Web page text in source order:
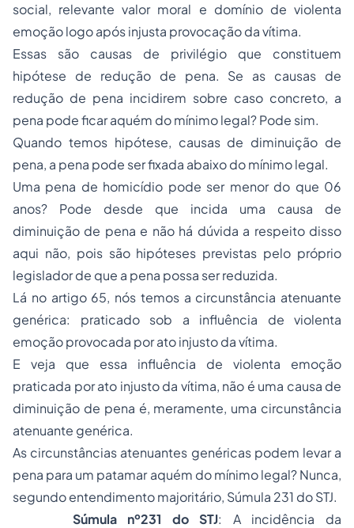
social, relevante valor moral e domínio de violenta
emoção logo após injusta provocação da vítima.
Essas são causas de privilégio que constituem
hipótese de redução de pena. Se as causas de
redução de pena incidirem sobre caso concreto, a
pena pode ficar aquém do mínimo legal? Pode sim.
Quando temos hipótese, causas de diminuição de
pena, a pena pode ser fixada abaixo do mínimo legal.
Uma pena de homicídio pode ser menor do que 06
anos? Pode desde que incida uma causa de
diminuição de pena e não há dúvida a respeito disso
aqui não, pois são hipóteses previstas pelo próprio
legislador de que a pena possa ser reduzida.
Lá no artigo 65, nós temos a circunstância atenuante
genérica: praticado sob a influência de violenta
emoção provocada por ato injusto da vítima.
E veja que essa influência de violenta emoção
praticada por ato injusto da vítima, não é uma causa de
diminuição de pena é, meramente, uma circunstância
atenuante genérica.
As circunstâncias atenuantes genéricas podem levar a
pena para um patamar aquém do mínimo legal? Nunca,
segundo entendimento majoritário, Súmula 231 do STJ.
Súmula nº231 do STJ: A incidência da